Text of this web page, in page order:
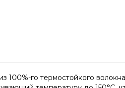
100%-го термостойкого